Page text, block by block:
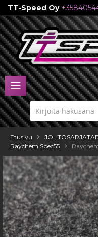
TT-Speed Oy
Skip
to
Content
Etusivu
Raychem Spec55
Skip
to
the
end
of
the
images
gallery